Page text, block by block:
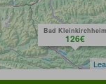
Bad Kleinkirchheim
126€